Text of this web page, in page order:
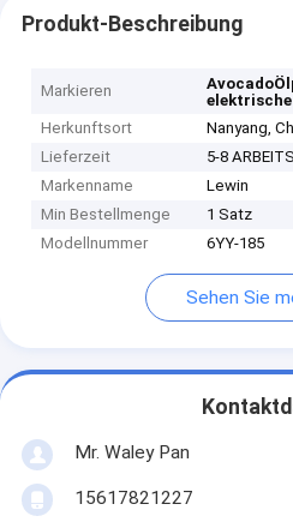
Produkt-Beschreibung
Markieren
Herkunftsort
Nanyang,
Lieferzeit
5-8
Markenname
Lewin
Min Bestellmenge
1 Satz
Modellnummer
6YY-185
Sehen Sie
Mr. Waley Pan
15617821227